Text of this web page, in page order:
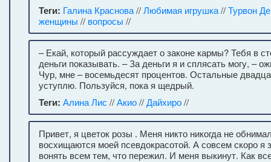
Теги: Галина Краснова//Любимая игрушка//Турвон
женщины // вопросы //
– Екай, который рассуждает о законе кармы? Тебя в
деньги показывать. – За деньги я и сплясать могу, –
Чур, мне – восемьдесят процентов. Остальные
уступлю. Пользуйся, пока я щедрый.
Теги: Алина Лис //Акио//Дайхиро//
Привет, я цветок розы . Меня никто никогда не
восхищаются моей псевдокрасотой. А совсем скоро я
вонять всем тем, что пережил. И меня выкинут. Как